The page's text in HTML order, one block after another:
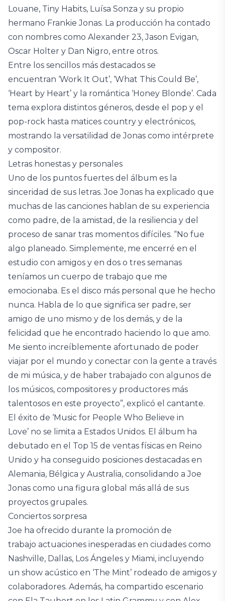
Louane, Tiny Habits, Luísa Sonza y su propio
hermano Frankie Jonas. La producción ha contado
con nombres como Alexander 23, Jason Evigan,
Oscar Holter y Dan Nigro, entre otros.
Entre los sencillos más destacados se
encuentran ‘Work It Out’, ‘What This Could Be’,
‘Heart by Heart’ y la romántica ‘Honey Blonde’. Cada
tema explora distintos géneros, desde el pop y el
pop-rock hasta matices country y electrónicos,
mostrando la versatilidad de Jonas como intérprete
y compositor.
Letras honestas y personales
Uno de los puntos fuertes del álbum es la
sinceridad de sus letras. Joe Jonas ha explicado que
muchas de las canciones hablan de su experiencia
como padre, de la amistad, de la resiliencia y del
proceso de sanar tras momentos difíciles. “No fue
algo planeado. Simplemente, me encerré en el
estudio con amigos y en dos o tres semanas
teníamos un cuerpo de trabajo que me
emocionaba. Es el disco más personal que he hecho
nunca. Habla de lo que significa ser padre, ser
amigo de uno mismo y de los demás, y de la
felicidad que he encontrado haciendo lo que amo.
Me siento increíblemente afortunado de poder
viajar por el mundo y conectar con la gente a través
de mi música, y de haber trabajado con algunos de
los músicos, compositores y productores más
talentosos en este proyecto”, explicó el cantante.
El éxito de ‘Music for People Who Believe in
Love’ no se limita a Estados Unidos. El álbum ha
debutado en el Top 15 de ventas físicas en Reino
Unido y ha conseguido posiciones destacadas en
Alemania, Bélgica y Australia, consolidando a Joe
Jonas como una figura global más allá de sus
proyectos grupales.
Conciertos sorpresa
Joe ha ofrecido durante la promoción de
trabajo actuaciones inesperadas en ciudades como
Nashville, Dallas, Los Ángeles y Miami, incluyendo
un show acústico en ‘The Mint’ rodeado de amigos y
colaboradores. Además, ha compartido escenario